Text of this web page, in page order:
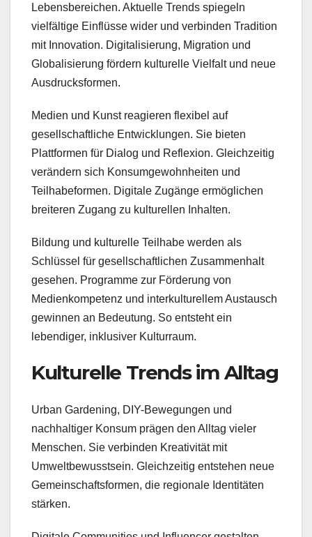
Lebensbereichen. Aktuelle Trends spiegeln
vielfältige Einflüsse wider und verbinden Tradition
mit Innovation. Digitalisierung, Migration und
Globalisierung fördern kulturelle Vielfalt und neue
Ausdrucksformen.
Medien und Kunst reagieren flexibel auf
gesellschaftliche Entwicklungen. Sie bieten
Plattformen für Dialog und Reflexion. Gleichzeitig
verändern sich Konsumgewohnheiten und
Teilhabeformen. Digitale Zugänge ermöglichen
breiteren Zugang zu kulturellen Inhalten.
Bildung und kulturelle Teilhabe werden als
Schlüssel für gesellschaftlichen Zusammenhalt
gesehen. Programme zur Förderung von
Medienkompetenz und interkulturellem Austausch
gewinnen an Bedeutung. So entsteht ein
lebendiger, inklusiver Kulturraum.
Kulturelle Trends im Alltag
Urban Gardening, DIY-Bewegungen und
nachhaltiger Konsum prägen den Alltag vieler
Menschen. Sie verbinden Kreativität mit
Umweltbewusstsein. Gleichzeitig entstehen neue
Gemeinschaftsformen, die regionale Identitäten
stärken.